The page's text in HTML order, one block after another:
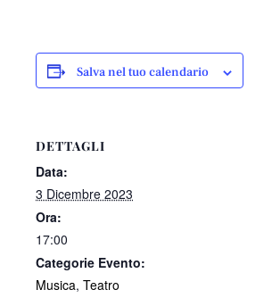
Salva nel tuo calendario
DETTAGLI
Data:
3 Dicembre 2023
Ora:
17:00
Categorie Evento:
Musica, Teatro